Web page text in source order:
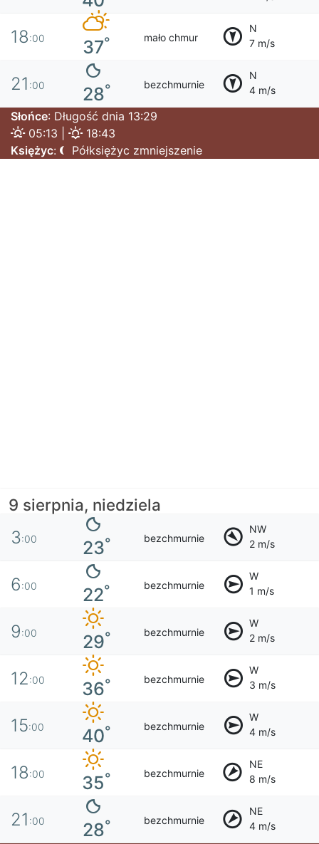
18:00 37° mało chmur
N
7 m/s
21 :00 28° bezchmurnie
N
4 m/s
Słońce: Długość dnia 13:29
05:13 |
18:43
Księżyc: Półksiężyc zmniejszenie
9 sierpnia, niedziela
3:00 23° bezchmurnie
NW
2 m/s
6:00 22° bezchmurnie
W
1 m/s
9:00 29° bezchmurnie
W
2 m/s
12:00 36° bezchmurnie
W
3 m/s
15:00 40° bezchmurnie
W
4 m/s
18:00 35° bezchmurnie
NE
8 m/s
21 :00 28° bezchmurnie
NE
4 m/s